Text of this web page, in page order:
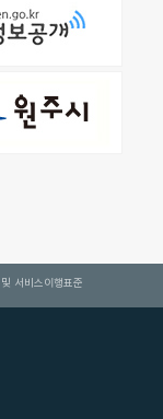
서비스이행표준